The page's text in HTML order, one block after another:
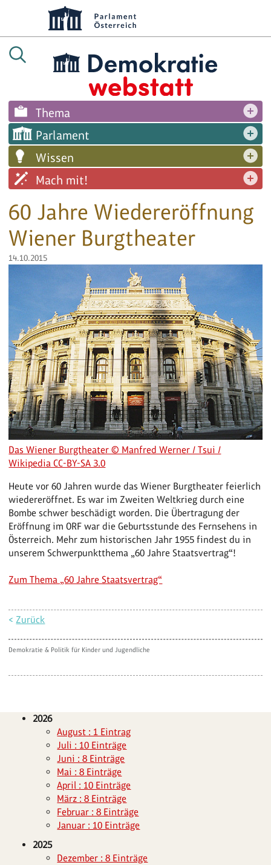
Thema
Parlament
Wissen
Mach mit!
60 Jahre Wiedereröffnung
Wiener Burgtheater
14.10.2015
Das Wiener Burgtheater © Manfred Werner / Tsui /
Wikipedia CC-BY-SA 3.0
Heute vor 60 Jahren wurde das Wiener Burgtheater feierlich
wiedereröffnet. Es war im Zweiten Weltkrieg durch eine
Bombe schwer beschädigt worden. Die Übertragung der
Eröffnung im ORF war die Geburtsstunde des Fernsehens in
Österreich. Mehr zum historischen Jahr 1955 findest du in
unserem Schwerpunktthema „60 Jahre Staatsvertrag“!
Zum Thema „60 Jahre Staatsvertrag“
<Zurück
Demokratie & Politik für Kinder und Jugendliche
2026
August : 1 Eintrag
Juli : 10 Einträge
Juni : 8 Einträge
Mai : 8 Einträge
April : 10 Einträge
März : 8 Einträge
Februar : 8 Einträge
Januar : 10 Einträge
2025
Dezember : 8 Einträge